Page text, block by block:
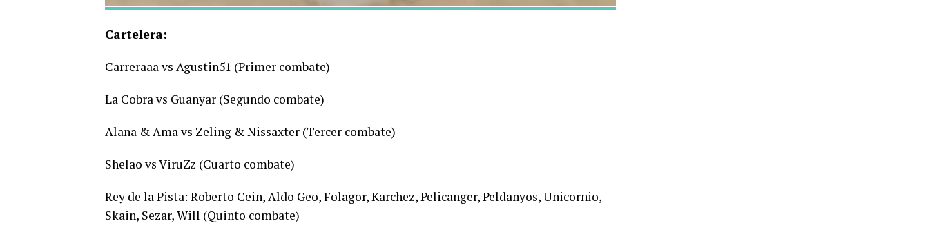
Cartelera:
Carreraaa vs Agustin51 (Primer combate)
La Cobra vs Guanyar (Segundo combate)
Alana & Ama vs Zeling & Nissaxter (Tercer combate)
Shelao vs ViruZz (Cuarto combate)
Rey de la Pista: Roberto Cein, Aldo Geo, Folagor, Karchez, Pelicanger, Peldanyos, Unicornio,
Skain, Sezar, Will (Quinto combate)